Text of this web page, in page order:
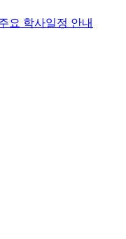
요 학사일정 안내